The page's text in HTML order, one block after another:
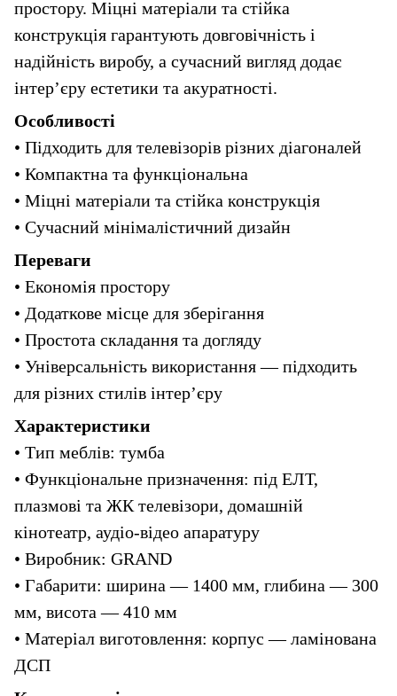
простору. Міцні матеріали та стійка
конструкція гарантують довговічність і
надійність виробу, а сучасний вигляд додає
інтер’єру естетики та акуратності.
Особливості
• Підходить для телевізорів різних діагоналей
• Компактна та функціональна
• Міцні матеріали та стійка конструкція
• Сучасний мінімалістичний дизайн
Переваги
• Економія простору
• Додаткове місце для зберігання
• Простота складання та догляду
• Універсальність використання — підходить
для різних стилів інтер’єру
Характеристики
• Тип меблів: тумба
• Функціональне призначення: під ЕЛТ,
плазмові та ЖК телевізори, домашній
кінотеатр, аудіо-відео апаратуру
• Виробник: GRAND
• Габарити: ширина — 1400 мм, глибина — 300
мм, висота — 410 мм
• Матеріал виготовлення: корпус — ламінована
ДСП